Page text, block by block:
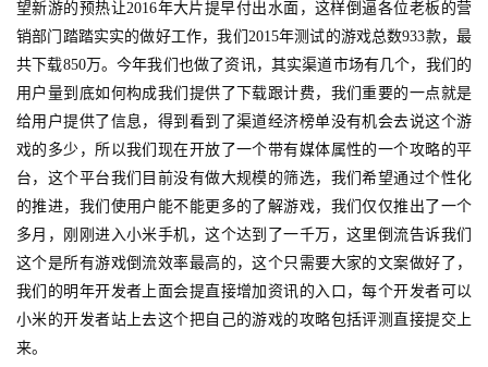
休
闲
游
戏
2
0
2
5
第
十
三
届
望新游的预热让2016年大片提早付出水面，这样倒逼各位老板的营
销部门踏踏实实的做好工作，我们2015年测试的游戏总数933款，最
共下载850万。今年我们也做了资讯，其实渠道市场有几个，我们的
用户量到底如何构成我们提供了下载跟计费，我们重要的一点就是
给用户提供了信息，得到看到了渠道经济榜单没有机会去说这个游
戏的多少，所以我们现在开放了一个带有媒体属性的一个攻略的平
台，这个平台我们目前没有做大规模的筛选，我们希望通过个性化
的推进，我们使用户能不能更多的了解游戏，我们仅仅推出了一个
多月，刚刚进入小米手机，这个达到了一千万，这里倒流告诉我们
这个是所有游戏倒流效率最高的，这个只需要大家的文案做好了，
我们的明年开发者上面会提直接增加资讯的入口，每个开发者可以
小米的开发者站上去这个把自己的游戏的攻略包括评测直接提交上
来。